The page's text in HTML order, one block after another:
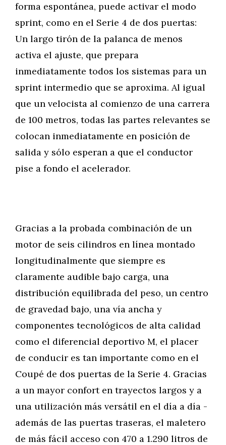
forma espontánea, puede activar el modo
sprint, como en el Serie 4 de dos puertas:
Un largo tirón de la palanca de menos
activa el ajuste, que prepara
inmediatamente todos los sistemas para un
sprint intermedio que se aproxima. Al igual
que un velocista al comienzo de una carrera
de 100 metros, todas las partes relevantes se
colocan inmediatamente en posición de
salida y sólo esperan a que el conductor
pise a fondo el acelerador.
Gracias a la probada combinación de un
motor de seis cilindros en línea montado
longitudinalmente que siempre es
claramente audible bajo carga, una
distribución equilibrada del peso, un centro
de gravedad bajo, una vía ancha y
componentes tecnológicos de alta calidad
como el diferencial deportivo M, el placer
de conducir es tan importante como en el
Coupé de dos puertas de la Serie 4. Gracias
a un mayor confort en trayectos largos y a
una utilización más versátil en el día a día -
además de las puertas traseras, el maletero
de más fácil acceso con 470 a 1.290 litros de